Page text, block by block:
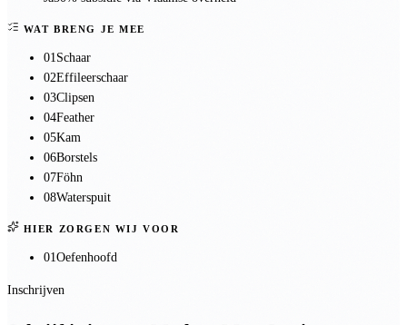
WAT BRENG JE MEE
01Schaar
02Effileerschaar
03Clipsen
04Feather
05Kam
06Borstels
07Föhn
08Waterspuit
HIER ZORGEN WIJ VOOR
01Oefenhoofd
Inschrijven